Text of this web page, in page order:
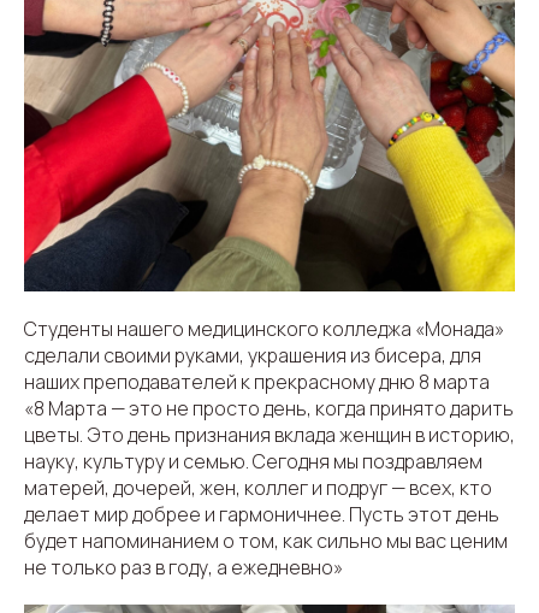
Студенты нашего медицинского колледжа «Монада»
сделали своими руками, украшения из бисера, для
наших преподавателей к прекрасному дню 8 марта
«8 Марта — это не просто день, когда принято дарить
цветы. Это день признания вклада женщин в историю,
науку, культуру и семью. Сегодня мы поздравляем
матерей, дочерей, жен, коллег и подруг — всех, кто
делает мир добрее и гармоничнее. Пусть этот день
будет напоминанием о том, как сильно мы вас ценим
не только раз в году, а ежедневно»